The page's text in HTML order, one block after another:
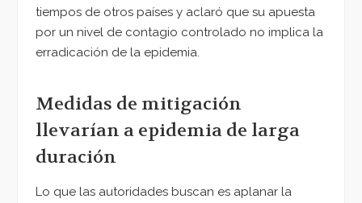
tiempos de otros países y aclaró que su apuesta
por un nivel de contagio controlado no implica la
erradicación de la epidemia.
Medidas de mitigación
llevarían a epidemia de larga
duración
Lo que las autoridades buscan es aplanar la